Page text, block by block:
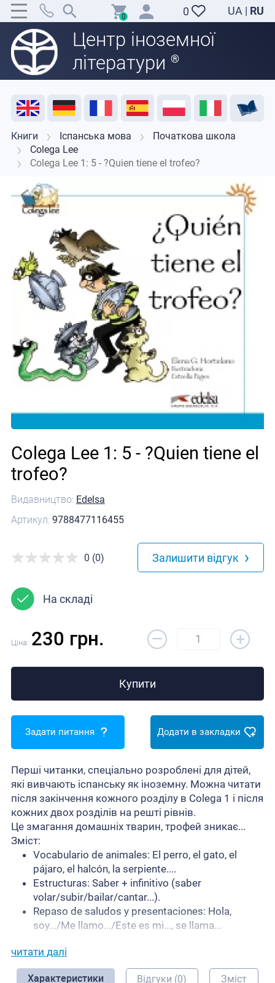
0 UA | RU
Центр іноземної
літератури ®
0
Акція Розпродаж Відгуки Підтримка викладачів
Книги Іспанська мова
Початкова школа
Colega Lee
Colega Lee 1: 5 - ?Quien tiene el trofeo?
Видавництво: Edelsa
Артикул: 9788477116455
Colega Lee 1: 5 - ?Quien tiene el
trofeo?
На складі
0 (0) Залишити відгук ›
Ціна: 230 грн. – +
Купити
Задати питання Додати в закладки
Перші читанки, спеціально розроблені для дітей,
які вивчають іспанську як іноземну. Можна читати
після закінчення кожного розділу в Colega 1 і після
кожних двох розділів на решті рівнів.
Це змагання домашніх тварин, трофей зникає...
Зміст:
Vocabulario de animales: El perro, el gato, el
pájaro, el halcón, la serpiente....
Estructuras: Saber + infinitivo (saber
volar/subir/bailar/cantar...).
Repaso de saludos y presentaciones: Hola,
soy.../Me llamo.../Este es mi..., se llama...
читати далі
Характеристики Відгуки (0) Зміст